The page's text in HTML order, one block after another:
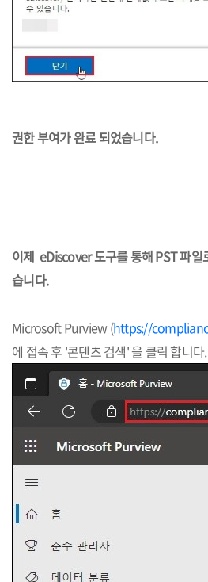
권한 부여가 완료 되었습니다.
이제 eDiscover 도구를 통해 PST 파일
습니다.
Microsoft Purview (https://
에 접속 후 '콘텐츠 검색' 을 클릭 합니다.